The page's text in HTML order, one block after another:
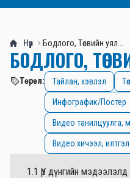
Нүүр Бодлого, Төсвийн уял...
БОДЛОГО,
Төрөл: Тайлан, хэвлэл
Инфографик/Постер
Видео танилцуулга,
Видео хичээл, илтгэл
1.1 Үр дүнгийн